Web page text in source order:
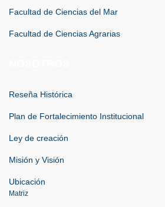
Facultad de Ciencias del Mar
Facultad de Ciencias Agrarias
Reseña Histórica
Plan de Fortalecimiento Institucional
Ley de creación
Misión y Visión
Ubicación
Matriz